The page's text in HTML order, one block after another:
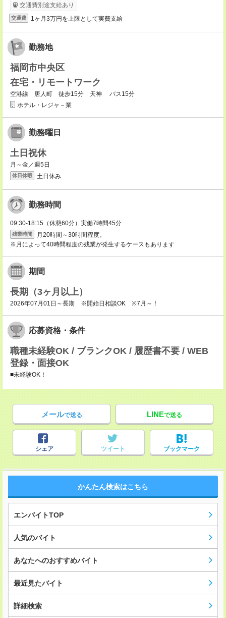
交通費別途支給あり
交通費 1ヶ月3万円を上限として実費支給
勤務地
福岡市中央区
在宅・リモートワーク
空港線 唐人町 徒歩15分 天神 バス15分
ホテル・レジャ－業
勤務曜日
土日祝休
月～金／週5日
休日休暇 土日休み
勤務時間
09:30-18:15（休憩60分）実働7時間45分
残業時間
月20時間～30時間程度。
※月によって40時間程度の残業が発生するケースもあります
期間
長期（3ヶ月以上）
2026年07月01日～長期 ※開始日相談OK ※7月～！
応募資格・条件
職種未経験OK / ブランクOK / 履歴書不要 / WEB
登録・面接OK
■未経験OK！
メールで送る LINEで送る
シェア ツイート ブックマーク
かんたん検索はこちら
エンバイトTOP
人気のバイト
あなたへのおすすめバイト
最近見たバイト
詳細検索